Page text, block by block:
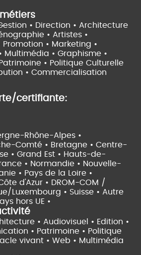
• Direction • Architecture
• Artistes •
• Marketing •
Multimédia • Graphisme •
• Politique Culturelle
• Commercialisation
certifiante:
Rhône-Alpes •
Comté • Bretagne • Centre-
• Grand Est • Hauts-de-
• Normandie • Nouvelle-
• Pays de la Loire •
d'Azur • DROM-COM /
Luxembourg • Suisse • Autre
hors UE •
• Audiovisuel • Edition •
• Patrimoine • Politique
vivant • Web • Multimédia